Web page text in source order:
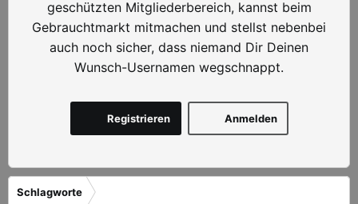
geschützten Mitgliederbereich, kannst beim
Gebrauchtmarkt mitmachen und stellst nebenbei
auch noch sicher, dass niemand Dir Deinen
Wunsch-Usernamen wegschnappt.
Anmelden
Registrieren
Schlagworte